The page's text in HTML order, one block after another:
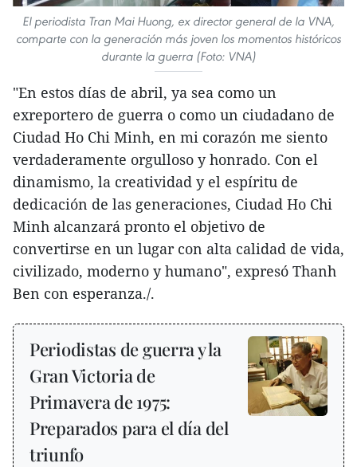
El periodista Tran Mai Huong, ex director general de la VNA,
comparte con la generación más joven los momentos históricos
durante la guerra (Foto: VNA)
"En estos días de abril, ya sea como un
exreportero de guerra o como un ciudadano de
Ciudad Ho Chi Minh, en mi corazón me siento
verdaderamente orgulloso y honrado. Con el
dinamismo, la creatividad y el espíritu de
dedicación de las generaciones, Ciudad Ho Chi
Minh alcanzará pronto el objetivo de
convertirse en un lugar con alta calidad de vida,
civilizado, moderno y humano", expresó Thanh
Ben con esperanza./.
Periodistas de guerra y la
Gran Victoria de
Primavera de 1975:
Preparados para el día del
triunfo